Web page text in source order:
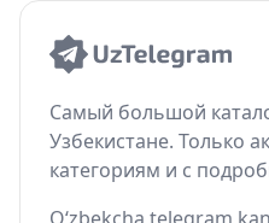
Самый большой
Узбекистане. Только
категориям и с